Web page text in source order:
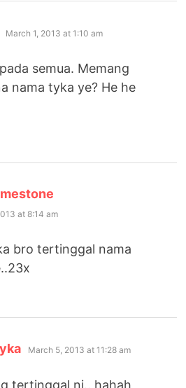
says:
March 1, 2013 at 1:10 am
semua. Memang
nama tyka ye? He he
at 8:14 am
bro tertinggal nama
says:
March 5, 2013 at 11:28 am
tertinggal ni.. hahah